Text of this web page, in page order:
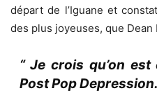
départ de l’Iguane et
des plus joyeuses, que Dean
“ Je crois qu’on
Post Pop